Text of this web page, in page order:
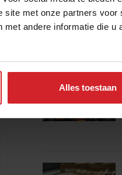
site met onze partners voor
andere informatie die u
Alles toestaan